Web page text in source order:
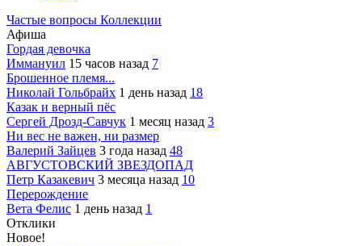
Частые вопросы Коллекции
Афиша
Гордая девочка
Иммануил 15 часов назад 7
Брошенное племя...
Николай Гольбрайх 1 день назад 18
Казак и верный пёс
Сергей Дрозд-Савчук 1 месяц назад 3
Ни вес не важен, ни размер
Валерий Зайцев 3 года назад 48
АВГУСТОВСКИЙ ЗВЕЗДОПАД
Петр Казакевич 3 месяца назад 10
Перерождение
Вета Фелис 1 день назад 1
Отклики
Новое!